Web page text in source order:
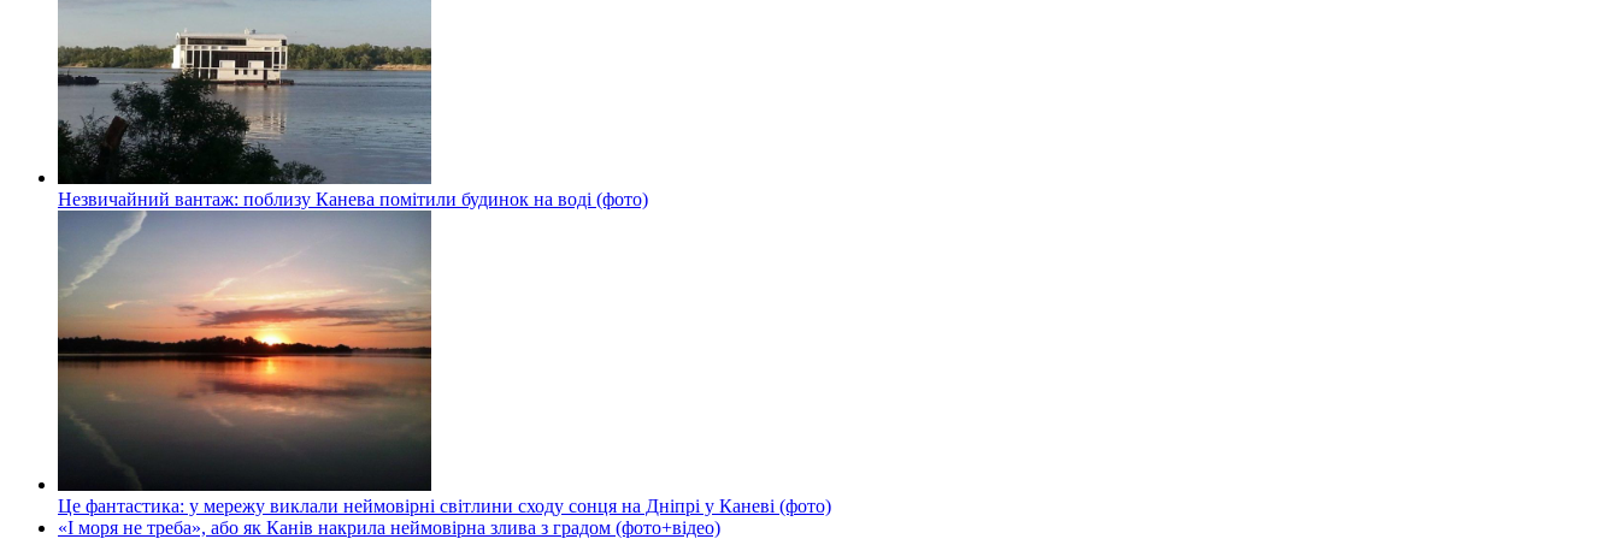
Незвичайний вантаж: поблизу Канева помітили будинок на воді (фото)
Це фантастика: у мережу виклали неймовірні світлини сходу сонця на Дніпрі у Каневі (фото)
«І моря не треба», або як Канів накрила неймовірна злива з градом (фото+відео)